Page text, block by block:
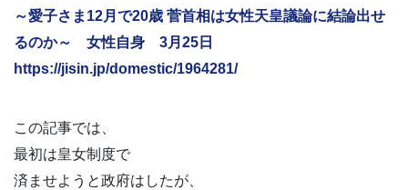
～愛子さま12月で20歳 菅首相は女性天皇議論に結論出せ
るのか～ 女性自身 3月25日
https://jisin.jp/domestic/1964281/
この記事では、
最初は皇女制度で
済ませようと政府はしたが、